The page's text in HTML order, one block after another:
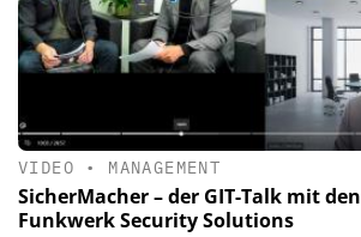
VIDEO • MANAGEMENT
SicherMacher – der GIT-Talk mit
Funkwerk Security Solutions